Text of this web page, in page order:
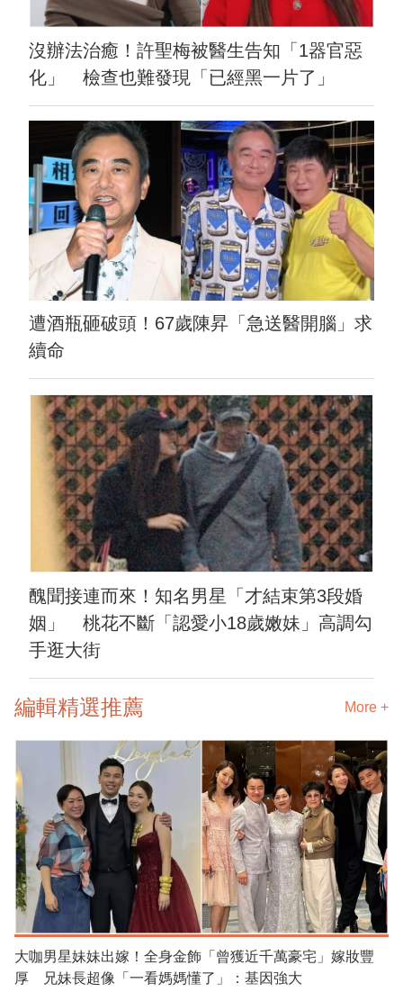
沒辦法治癒！許聖梅被醫生告知「1器官惡
化」 檢查也難發現「已經黑一片了」
遭酒瓶砸破頭！67歲陳昇「急送醫開腦」求
續命
醜聞接連而來！知名男星「才結束第3段婚
姻」 桃花不斷「認愛小18歲嫩妹」高調勾
手逛大街
編輯精選推薦 More +
大咖男星妹妹出嫁！全身金飾「曾獲近千萬豪宅」嫁妝豐
厚 兄妹長超像「一看媽媽懂了」：基因強大